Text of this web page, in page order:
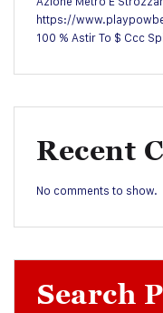
https://
100 % Astir To $ Ccc
Recent
No comments to show.
Search